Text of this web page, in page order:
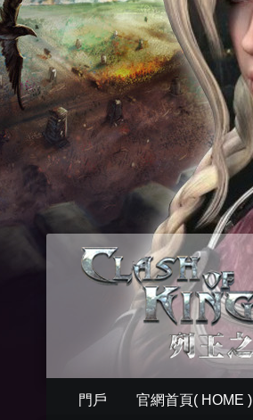
門戶 官網首頁( HOME )